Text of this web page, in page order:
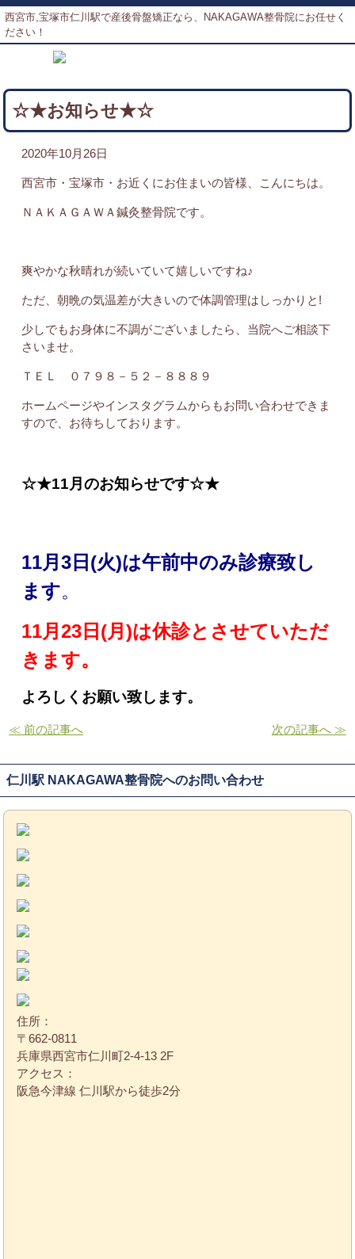
西宮市,宝塚市仁川駅で産後骨盤矯正なら、NAKAGAWA整骨院にお任せく
ださい！
☆★お知らせ★☆
2020年10月26日
西宮市・宝塚市・お近くにお住まいの皆様、こんにちは。
ＮＡＫＡＧＡＷＡ鍼灸整骨院です。
爽やかな秋晴れが続いていて嬉しいですね♪
ただ、朝晩の気温差が大きいので体調管理はしっかりと!
少しでもお身体に不調がございましたら、当院へご相談下
さいませ。
ＴＥＬ ０７９８－５２－８８８９
ホームページやインスタグラムからもお問い合わせできま
すので、お待ちしております。
☆★11月のお知らせです☆★
11月3日(火)は午前中のみ診療致し
ます。
11月23日(月)は休診とさせていただ
きます。
よろしくお願い致します。
≪ 前の記事へ 次の記事へ ≫
仁川駅 NAKAGAWA整骨院へのお問い合わせ
住所：
〒662-0811
兵庫県西宮市仁川町2-4-13 2F
アクセス：
阪急今津線 仁川駅から徒歩2分